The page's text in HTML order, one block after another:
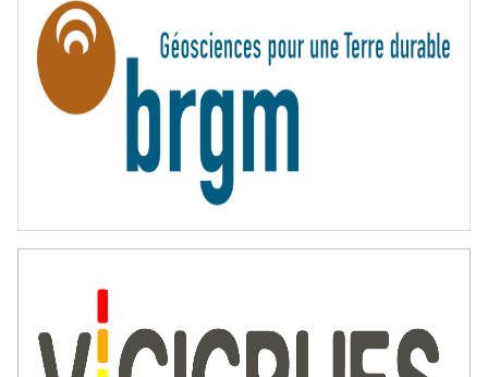
T
É